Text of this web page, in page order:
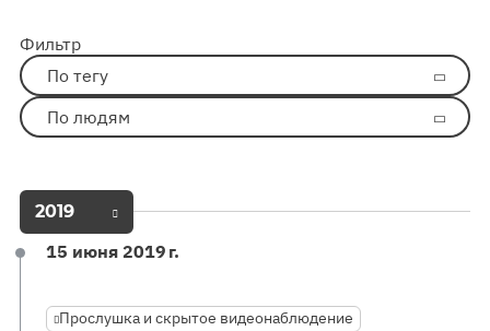
Фильтр
По тегу
По людям
2019
15 июня 2019 г.
Прослушка и скрытое видеонаблюдение